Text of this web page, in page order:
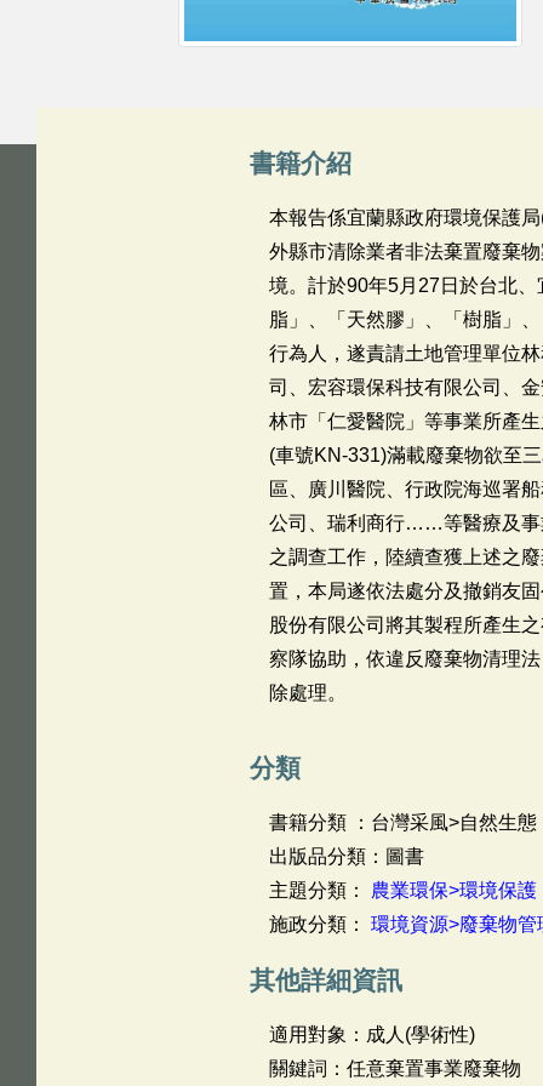
書籍介紹
本報告係宜蘭縣政府環境保護
外縣市清除業者非法棄置廢棄
境。計於90年5月27日於台北
脂」、「天然膠」、「樹脂」
行為人，遂責請土地管理單位
司、宏容環保科技有限公司、
林市「仁愛醫院」等事業所產
(車號KN-331)滿載廢棄物欲至
區、廣川醫院、行政院海巡署
公司、瑞利商行……等醫療及事
之調查工作，陸續查獲上述之
置，本局遂依法處分及撤銷友
股份有限公司將其製程所產生
察隊協助，依違反廢棄物清理
除處理。
分類
書籍分類 ：台灣采風>自然生態
出版品分類：圖書
主題分類： 農業環保>環境保護
施政分類： 環境資源>廢棄物
其他詳細資訊
適用對象：成人(學術性)
關鍵詞：任意棄置事業廢棄物